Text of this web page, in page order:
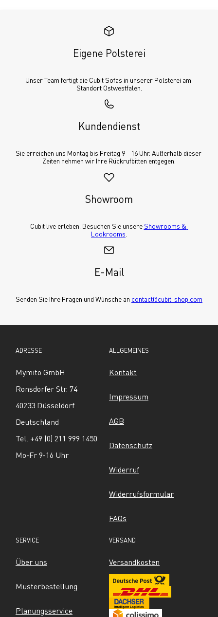
Eigene Polsterei
Unser Team fertigt die Cubit Sofas in unserer Polsterei am
Standort Ostwestfalen.
Kundendienst
Sie erreichen uns Montag bis Freitag 9 - 16 Uhr. Außerhalb dieser
Zeiten nehmen wir Ihre Rückrufbitten entgegen.
Showroom
Cubit live erleben. Besuchen Sie unsere Showrooms &
Lookrooms
E-Mail
Senden Sie Ihre Fragen und Wünsche an contact@cubit-shop.com
ADRESSE
Mymito GmbH
Ronsdorfer Str. 74
40233 Düsseldorf
Deutschland
Tel. +49 (0) 211 999 1450
Mo-Fr 9-16 Uhr
ALLGEMEINES
Kontakt
Impressum
AGB
Datenschutz
Widerruf
Widerrufsformular
FAQs
SERVICE
Über uns
Musterbestellung
Planungsservice
VERSAND
Versandkosten